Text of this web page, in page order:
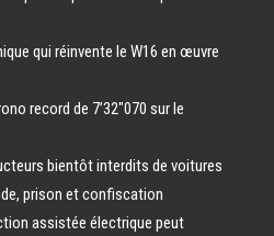
qui réinvente le W16 en œuvre
record de 7’32″070 sur le
bientôt interdits de voitures
prison et confiscation
assistée électrique peut